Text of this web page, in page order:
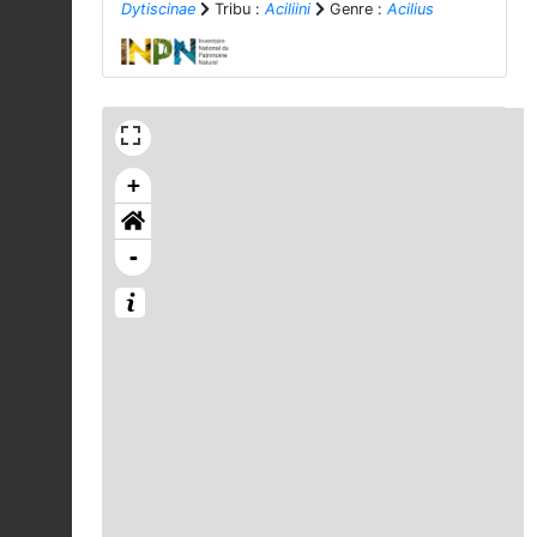
Dytiscinae Tribu : Aciliini Genre : Acilius
+
-